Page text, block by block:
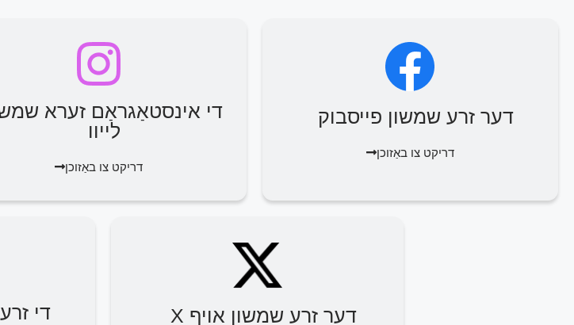
דער זרע שמשון פייסבוק
דריקט צו באַזוכן
די אינסטאַגראַם זערא
לייוו
דריקט צו באַזוכן
דער זרע שמשון אויף X די